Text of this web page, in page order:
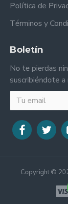
Política de
Términos y
Boletín
No te pierdas
suscribiéndote
Copyright ©